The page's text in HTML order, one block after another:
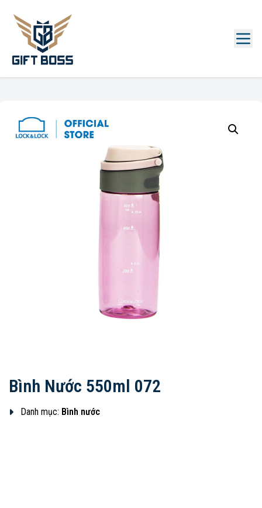
Bình Nước 550ml 072
Danh mục: Bình nước